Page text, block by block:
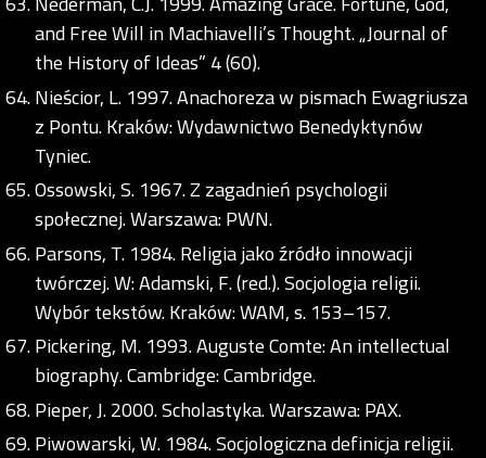
and Free Will in Machiavelli’s Thought. „Journal of
the History of Ideas” 4 (60).
Nieścior, L. 1997. Anachoreza w pismach Ewagriusza
z Pontu. Kraków: Wydawnictwo Benedyktynów
Tyniec.
Ossowski, S. 1967. Z zagadnień psychologii
społecznej. Warszawa: PWN.
Parsons, T. 1984. Religia jako źródło innowacji
twórczej. W: Adamski, F. (red.). Socjologia religii.
Wybór tekstów. Kraków: WAM, s. 153–157.
Pickering, M. 1993. Auguste Comte: An intellectual
biography. Cambridge: Cambridge.
Pieper, J. 2000. Scholastyka. Warszawa: PAX.
Piwowarski, W. 1984. Socjologiczna definicja religii.